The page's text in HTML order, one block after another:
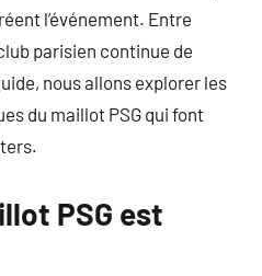
l’événement. Entre
parisien continue de
nous allons explorer les
du maillot PSG qui font
PSG est